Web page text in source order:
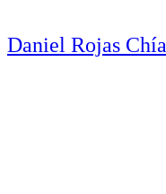
Daniel Rojas Chía